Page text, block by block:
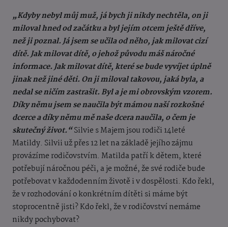
„Kdyby nebyl můj muž, já bych ji nikdy nechtěla, on ji
miloval hned od začátku a byl jejím otcem ještě dříve,
než ji poznal. Já jsem se učila od něho, jak milovat cizí
dítě. Jak milovat dítě, o jehož původu máš náročné
informace. Jak milovat dítě, které se bude vyvíjet úplně
jinak než jiné děti. On ji miloval takovou, jaká byla, a
nedal se ničím zastrašit. Byl a je mi obrovským vzorem.
Díky němu jsem se naučila být mámou naší rozkošné
dcerce a díky němu mě naše dcera naučila, o čem je
skutečný život.“Silvie s Majem jsou rodiči 14leté
Matildy. Silvii už přes 12 let na základě jejího zájmu
provázíme rodičovstvím. Matilda patří k dětem, které
potřebují náročnou péči, a je možné, že své rodiče bude
potřebovat v každodenním životě i v dospělosti. Kdo řekl,
že v rozhodování o konkrétním dítěti si máme být
stoprocentně jisti? Kdo řekl, že v rodičovství nemáme
nikdy pochybovat?